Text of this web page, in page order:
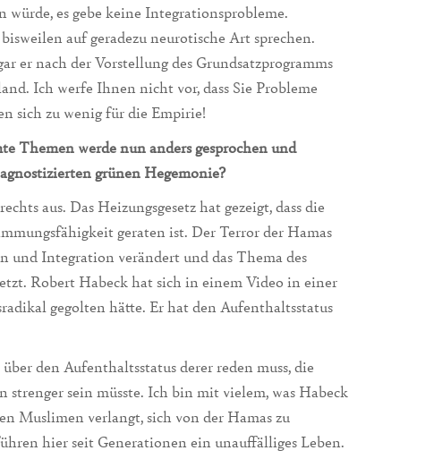
würde, es gebe keine Integrationsprobleme.
auf geradezu neurotische Art sprechen.
er nach der Vorstellung des Grundsatzprogramms
Ich werfe Ihnen nicht vor, dass Sie Probleme
sich zu wenig für die Empirie!
Themen werde nun anders gesprochen und
grünen Hegemonie?
aus. Das Heizungsgesetz hat gezeigt, dass die
geraten ist. Der Terror der Hamas
und Integration verändert und das Thema des
Robert Habeck hat sich in einem Video in einer
gegolten hätte. Er hat den Aufenthaltsstatus
den Aufenthaltsstatus derer reden muss, die
sein müsste. Ich bin mit vielem, was Habeck
Muslimen verlangt, sich von der Hamas zu
hier seit Generationen ein unauffälliges Leben.